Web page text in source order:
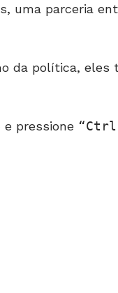
uma parceria
da política, eles
e pressione Ctrl